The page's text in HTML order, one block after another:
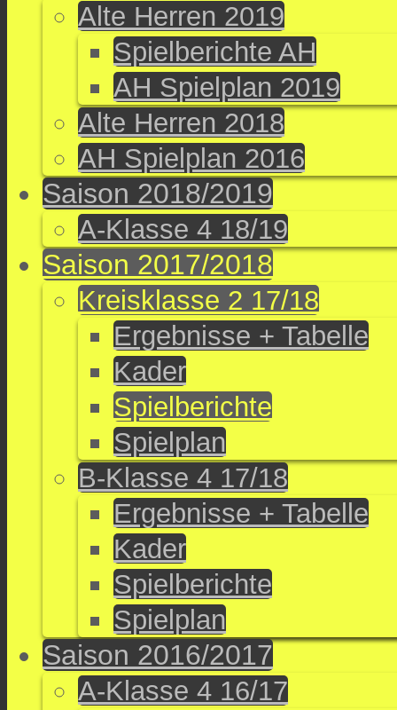
Alte Herren 2019
Spielberichte AH
AH Spielplan 2019
Alte Herren 2018
AH Spielplan 2016
Saison 2018/2019
A-Klasse 4 18/19
Saison 2017/2018
Kreisklasse 2 17/18
Ergebnisse + Tabelle
Kader
Spielberichte
Spielplan
B-Klasse 4 17/18
Ergebnisse + Tabelle
Kader
Spielberichte
Spielplan
Saison 2016/2017
A-Klasse 4 16/17